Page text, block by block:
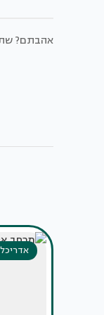
אהבתם?